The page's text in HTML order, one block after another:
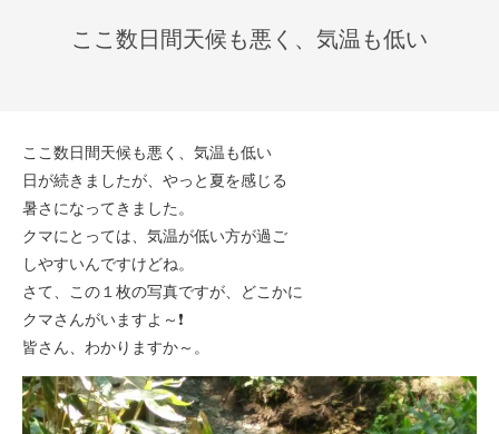
ここ数日間天候も悪く、気温も低い
ここ数日間天候も悪く、気温も低い
日が続きましたが、やっと夏を感じる
暑さになってきました。
クマにとっては、気温が低い方が過ご
しやすいんですけどね。
さて、この１枚の写真ですが、どこかに
クマさんがいますよ～❗
皆さん、わかりますか～。